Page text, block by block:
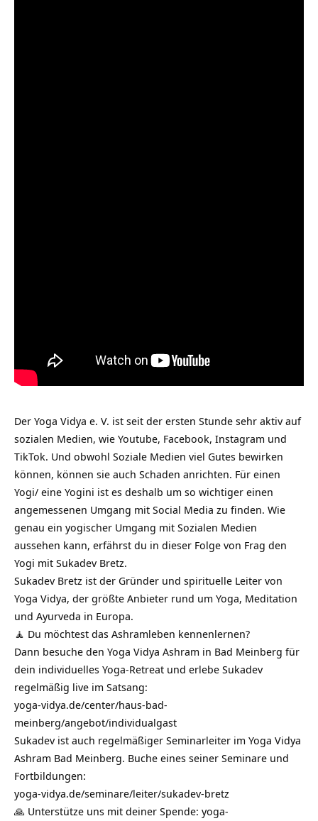
Der Yoga Vidya e. V. ist seit der ersten Stunde sehr aktiv auf
sozialen Medien, wie Youtube, Facebook, Instagram und
TikTok. Und obwohl Soziale Medien viel Gutes bewirken
können, können sie auch Schaden anrichten. Für einen
Yogi/ eine Yogini ist es deshalb um so wichtiger einen
angemessenen Umgang mit Social Media zu finden. Wie
genau ein yogischer Umgang mit Sozialen Medien
aussehen kann, erfährst du in dieser Folge von Frag den
Yogi mit Sukadev Bretz.
Sukadev Bretz ist der Gründer und spirituelle Leiter von
Yoga Vidya, der größte Anbieter rund um Yoga, Meditation
und Ayurveda in Europa.
🧘 Du möchtest das Ashramleben kennenlernen?
Dann besuche den Yoga Vidya Ashram in Bad Meinberg für
dein individuelles Yoga-Retreat und erlebe Sukadev
regelmäßig live im Satsang:
yoga-vidya.de/center/haus-bad-
meinberg/angebot/individualgast
Sukadev ist auch regelmäßiger Seminarleiter im Yoga Vidya
Ashram Bad Meinberg. Buche eines seiner Seminare und
Fortbildungen:
yoga-vidya.de/seminare/leiter/sukadev-bretz
🙏 Unterstütze uns mit deiner Spende: yoga-